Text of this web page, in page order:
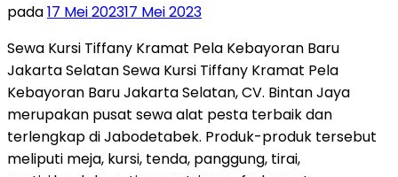
pada17 Mei 202317 Mei 2023
Sewa Kursi Tiffany Kramat Pela Kebayoran Baru
Jakarta Selatan Sewa Kursi Tiffany Kramat Pela
Kebayoran Baru Jakarta Selatan, CV. Bintan Jaya
merupakan pusat sewa alat pesta terbaik dan
terlengkap di Jabodetabek. Produk-produk tersebut
meliputi meja, kursi, tenda, panggung, tirai,